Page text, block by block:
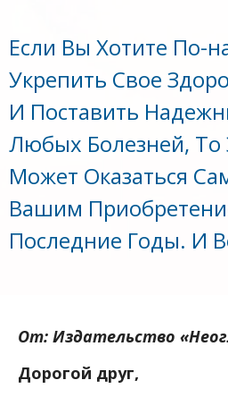
Если Вы Хотите По-
Укрепить Свое
И Поставить
Любых Болезней, То
Может Оказаться
Вашим
Последние Годы. И
От: Издательство
Дорогой друг,